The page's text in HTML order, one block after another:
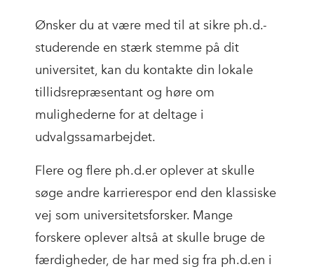
Ønsker du at være med til at sikre ph.d.-
studerende en stærk stemme på dit
universitet, kan du kontakte din lokale
tillidsrepræsentant og høre om
mulighederne for at deltage i
udvalgssamarbejdet.
Flere og flere ph.d.er oplever at skulle
søge andre karrierespor end den klassiske
vej som universitetsforsker. Mange
forskere oplever altså at skulle bruge de
færdigheder, de har med sig fra ph.d.en i